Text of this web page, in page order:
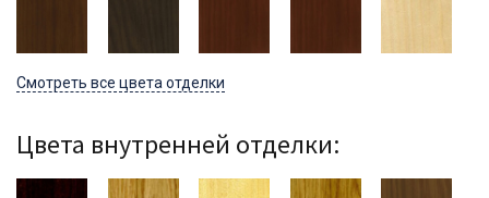
Смотреть все цвета отделки
Цвета внутренней отделки: